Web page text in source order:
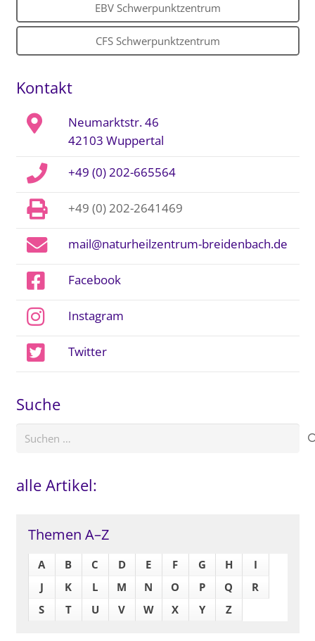
EBV Schwerpunktzentrum
CFS Schwerpunktzentrum
Kontakt
Neumarktstr. 46
42103 Wuppertal
+49 (0) 202-665564
+49 (0) 202-2641469
mail@naturheilzentrum-breidenbach.de
Facebook
Instagram
Twitter
Suche
Suchen
alle Artikel:
Themen A–Z
A B C D E F G H
I
J
K L M N O P Q
R
S
T U V W X Y Z